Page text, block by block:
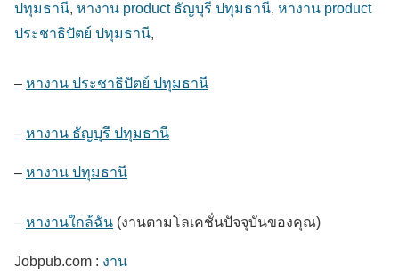
ปทุมธานี, หางาน product ธัญบุรี ปทุมธานี, หางาน product
ประชาธิปัตย์ ปทุมธานี,
– หางาน ประชาธิปัตย์ ปทุมธานี
– หางาน ธัญบุรี ปทุมธานี
– หางาน ปทุมธานี
– หางานใกล้ฉัน (งานตามโลเคชั่นปัจจุบันของคุณ)
Jobpub.com : งาน